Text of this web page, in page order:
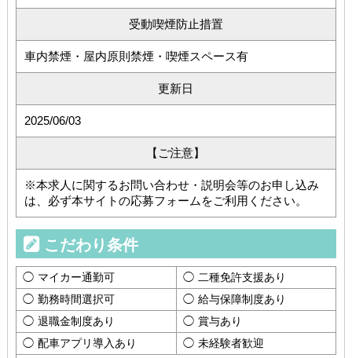
受動喫煙防止措置
車内禁煙・屋内原則禁煙・喫煙スペース有
更新日
2025/06/03
【ご注意】
※本求人に関するお問い合わせ・説明会等のお申し込み
は、必ず本サイトの応募フォームをご利用ください。
こだわり条件
マイカー通勤可
二種免許支援あり
勤務時間選択可
給与保障制度あり
退職金制度あり
賞与あり
配車アプリ導入あり
未経験者歓迎